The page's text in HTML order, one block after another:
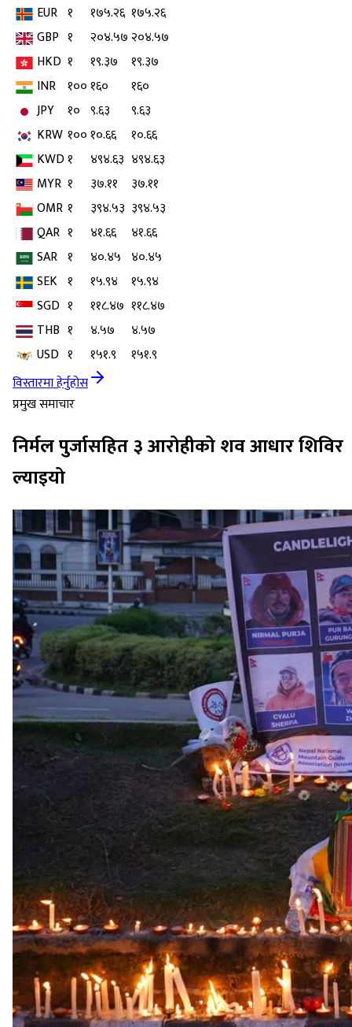
EUR १ १७५.२६ १७५.२६
GBP १ २०४.५७ २०४.५७
HKD १ १९.३७
१९.३७
INR १००१६०
१६०
JPY
१० ९.६३
९.६३
KRW १००१०.६६
१०.६६
KWD१ ४९४.६३ ४९४.६३
MYR १ ३७.११
३७.११
OMR १ ३९४.५३ ३९४.५३
QAR १ ४१.६६
४१.६६
SAR १ ४०.४५ ४०.४५
SEK १ १५.९४
१५.९४
SGD १ ११८.४७ ११८.४७
THB १ ४.५७
४.५७
USD १ १५१.९
१५१.९
विस्तारमा हेर्नुहोस
प्रमुख समाचार
निर्मल पुर्जासहित ३ आरोहीको शव आधार शिविर
ल्याइयो